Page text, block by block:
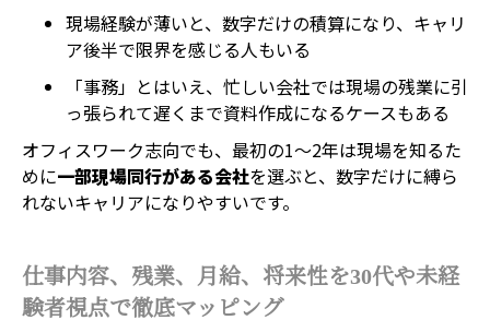
現場経験が薄いと、数字だけの積算になり、キャリ
ア後半で限界を感じる人もいる
「事務」とはいえ、忙しい会社では現場の残業に引
っ張られて遅くまで資料作成になるケースもある
オフィスワーク志向でも、最初の1〜2年は現場を知るた
めに一部現場同行がある会社を選ぶと、数字だけに縛ら
れないキャリアになりやすいです。
仕事内容、残業、月給、将来性を30代や未経
験者視点で徹底マッピング